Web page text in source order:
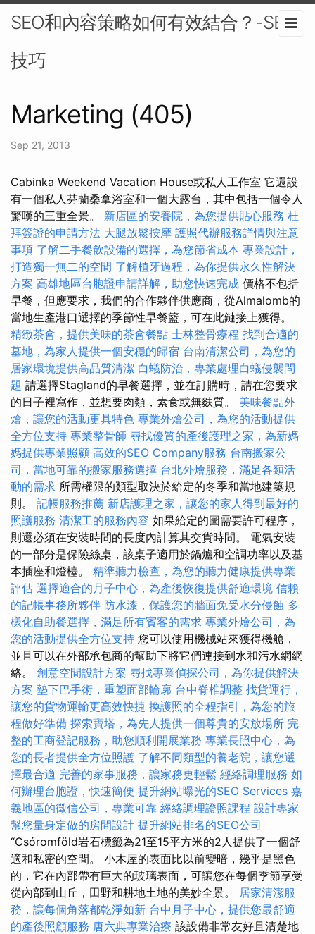
SEO和內容策略如何有效結合？-SEO
技巧
Marketing (405)
Sep 21, 2013
Cabinka Weekend Vacation House或私人工作室 它還設
有一個私人芬蘭桑拿浴室和一個大露台，其中包括一個令人
驚嘆的三重全景。 新店區的安養院，為您提供貼心服務 杜
拜簽證的申請方法 大腿放鬆按摩 護照代辦服務詳情與注意
事項 了解二手餐飲設備的選擇，為您節省成本 專業設計，
打造獨一無二的空間 了解植牙過程，為你提供永久性解決
方案 高雄地區台胞證申請詳解，助您快速完成 價格不包括
早餐，但應要求，我們的合作夥伴供應商，從Almalomb的
當地生產港口選擇的季節性早餐籃，可在此鏈接上獲得。
精緻茶會，提供美味的茶會餐點 士林整骨療程 找到合適的
墓地，為家人提供一個安穩的歸宿 台南清潔公司，為您的
居家環境提供高品質清潔 白蟻防治，專業處理白蟻侵襲問
題 請選擇Stagland的早餐選擇，並在訂購時，請在您要求
的日子裡寫作，並想要肉類，素食或無麩質。 美味餐點外
燴，讓您的活動更具特色 專業外燴公司，為您的活動提供
全方位支持 專業整骨師 尋找優質的產後護理之家，為新媽
媽提供專業照顧 高效的SEO Company服務 台南搬家公
司，當地可靠的搬家服務選擇 台北外燴服務，滿足各類活
動的需求 所需權限的類型取決於給定的冬季和當地建築規
則。 記帳服務推薦 新店護理之家，讓您的家人得到最好的
照護服務 清潔工的服務內容 如果給定的圖需要許可程序，
則還必須在安裝時間的長度內計算其交貨時間。 電氣安裝
的一部分是保險絲桌，該桌子適用於鍋爐和空調功率以及基
本插座和燈檯。 精準聽力檢查，為您的聽力健康提供專業
評估 選擇適合的月子中心，為產後恢復提供舒適環境 信賴
的記帳事務所夥伴 防水漆，保護您的牆面免受水分侵蝕 多
樣化自助餐選擇，滿足所有賓客的需求 專業外燴公司，為
您的活動提供全方位支持 您可以使用機械站來獲得機艙，
並且可以在外部承包商的幫助下將它們連接到水和污水網網
絡。 創意空間設計方案 尋找專業偵探公司，為你提供解決
方案 墊下巴手術，重塑面部輪廓 台中脊椎調整 找貨運行，
讓您的貨物運輸更高效快捷 換護照的全程指引，為您的旅
程做好準備 探索寶塔，為先人提供一個尊貴的安放場所 完
整的工商登記服務，助您順利開展業務 專業長照中心，為
您的長者提供全方位照護 了解不同類型的養老院，讓您選
擇最合適 完善的家事服務，讓家務更輕鬆 經絡調理服務 如
何辦理台胞證，快速簡便 提升網站曝光的SEO Services 嘉
義地區的徵信公司，專業可靠 經絡調理證照課程 設計專家
幫您量身定做的房間設計 提升網站排名的SEO公司
“Csóromföld岩石標籤為21至15平方米的2人提供了一個舒
適和私密的空間。 小木屋的表面比以前變暗，幾乎是黑色
的，它在內部帶有巨大的玻璃表面，可讓您在每個季節享受
從內部到山丘，田野和耕地土地的美妙全景。 居家清潔服
務，讓每個角落都乾淨如新 台中月子中心，提供您最舒適
的產後照顧服務 唐六典專業治療 該設備非常友好且清楚地